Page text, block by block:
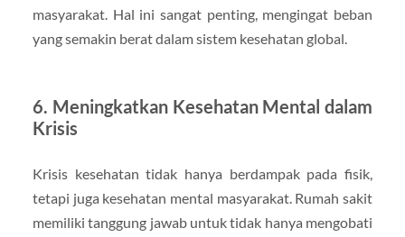
masyarakat. Hal ini sangat penting, mengingat beban
yang semakin berat dalam sistem kesehatan global.
6. Meningkatkan Kesehatan Mental dalam
Krisis
Krisis kesehatan tidak hanya berdampak pada fisik,
tetapi juga kesehatan mental masyarakat. Rumah sakit
memiliki tanggung jawab untuk tidak hanya mengobati